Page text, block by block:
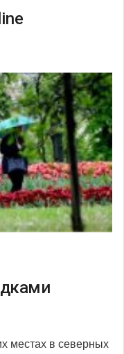
местах в северных